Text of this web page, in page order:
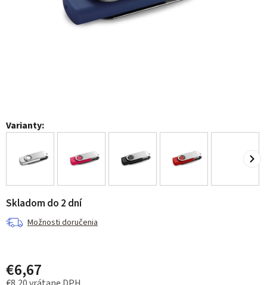
Varianty:
Skladom do 2 dní
Možnosti doručenia
€6,67